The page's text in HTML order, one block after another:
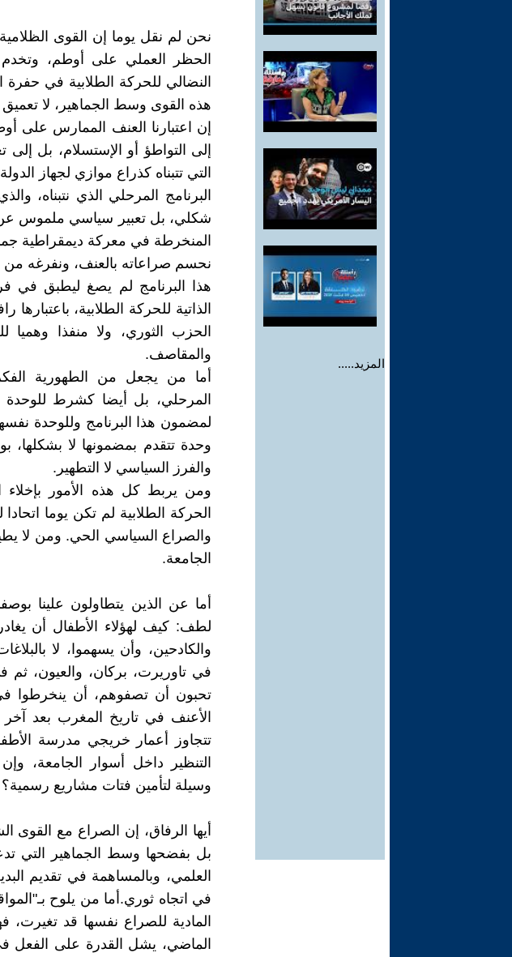
المزيد.....
نحن لم نقل يوما إن القوى
الحظر العملي على أوطم،
النضالي للحركة الطلابية في
هذه القوى وسط الجماهير، لا
إن اعتبارنا العنف الممارس على
إلى التواطؤ أو الإستسلام، بل
التي تتبناه كذراع موازي لجهاز
البرنامج المرحلي الذي نتبناه،
شكلي، بل تعبير سياسي ملموس عن
المنخرطة في معركة ديمقراطية
نحسم صراعاته بالعنف، ونفرغه من
هذا البرنامج لم يصغ ليطبق في
الذاتية للحركة الطلابية،
الحزب الثوري، ولا منفذا
والمقاصف.
أما من يجعل من الطهورية
المرحلي، بل أيضا كشرط للوحدة
لمضمون هذا البرنامج وللوحدة
وحدة تتقدم بمضمونها لا بشكلها،
والفرز السياسي لا التطهير.
ومن يربط كل هذه الأمور
الحركة الطلابية لم تكن يوما
والصراع السياسي الحي. ومن لا
الجامعة.
أما عن الذين يتطاولون علينا
لطف: كيف لهؤلاء الأطفال أن
والكادحين، وأن يسهموا، لا
في تاوريرت، بركان، والعيون،
تحبون أن تصفوهم، أن ينخرطوا
الأعنف في تاريخ المغرب بعد آخر
تتجاوز أعمار خريجي مدرسة
التنظير داخل أسوار الجامعة،
وسيلة لتأمين فتات مشاريع رسمية؟
أيها الرفاق، إن الصراع مع القوى
بل بفضحها وسط الجماهير التي
العلمي، وبالمساهمة في تقديم
في اتجاه ثوري.أما من يلوح
المادية للصراع نفسها قد
الماضي، يشل القدرة على الفعل